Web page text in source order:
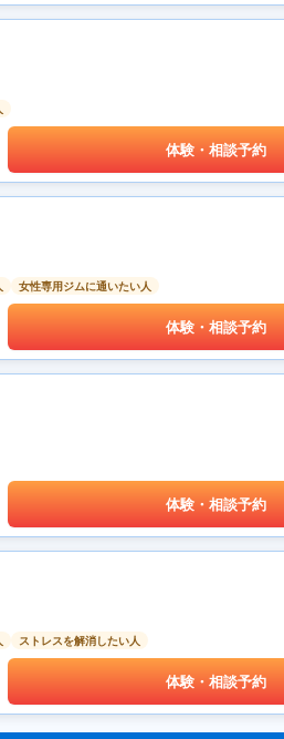
体験・相談予約
女性専用ジムに通いたい人
体験・相談予約
体験・相談予約
ストレスを解消したい人
体験・相談予約